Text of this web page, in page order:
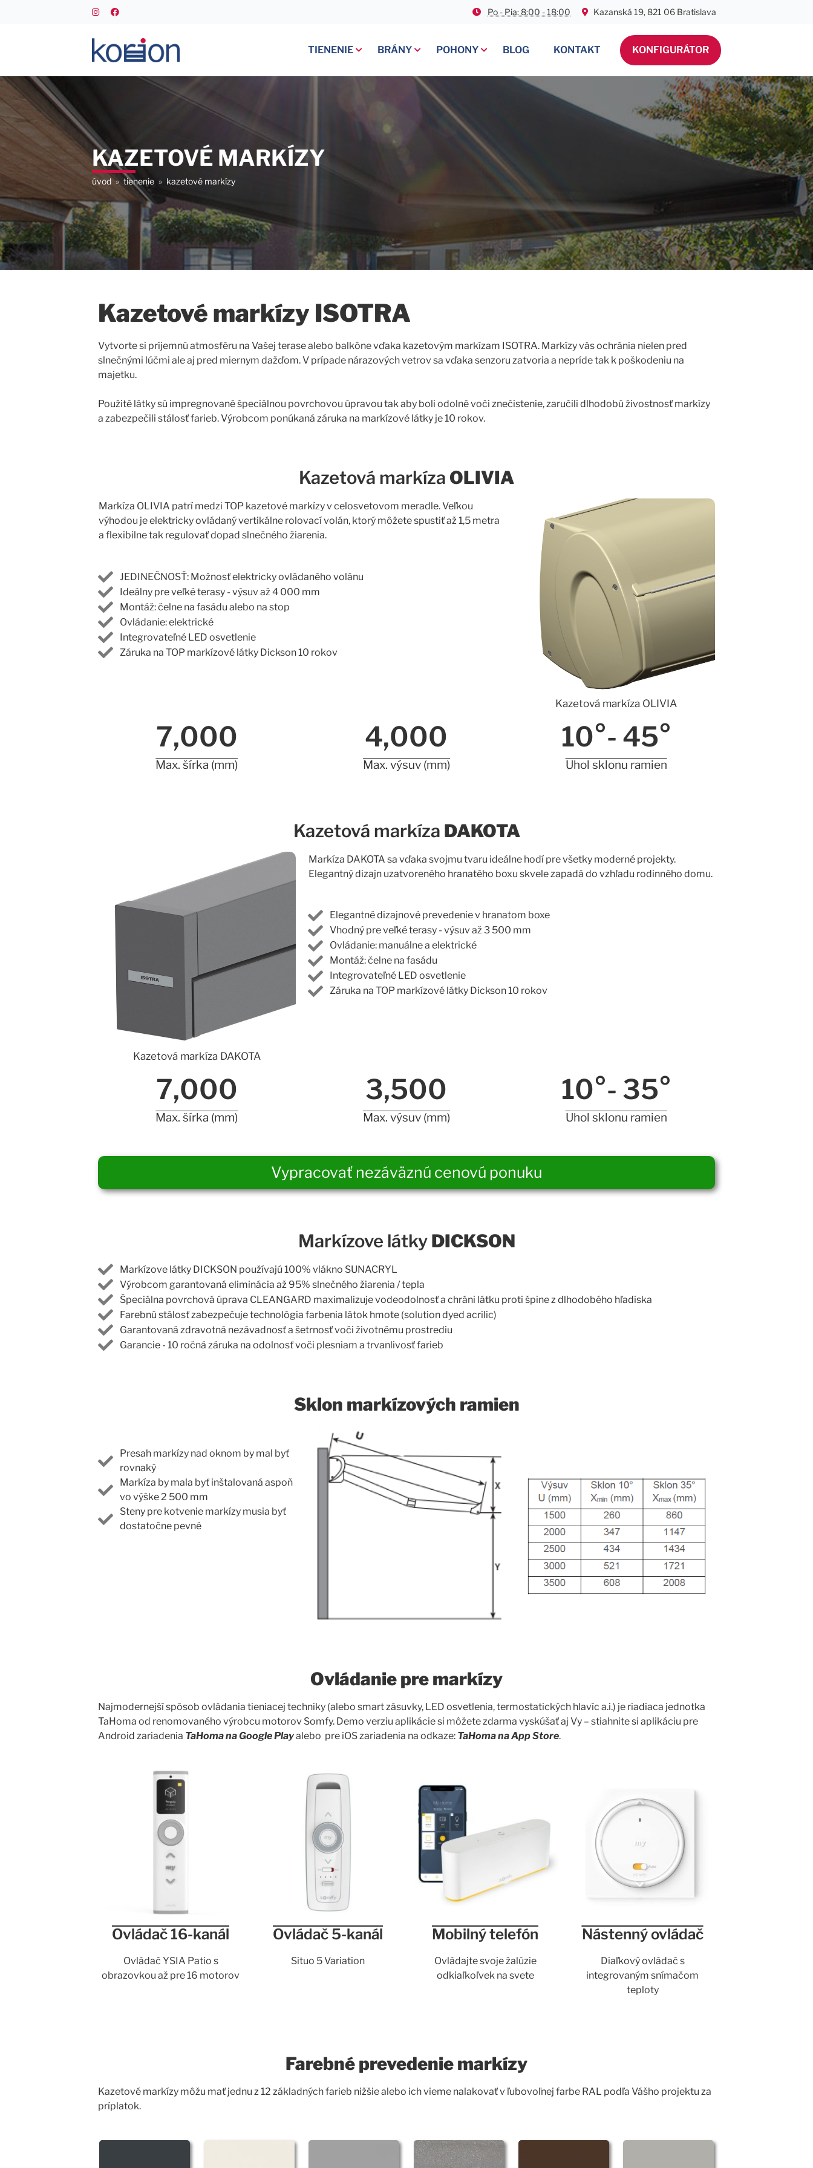
Po - Pia: 8:00 - 18:00 Kazanská 19, 821 06 Bratislava
TIENENIE
BIOKLIMATICKÉ PERGOLY
SCREENOVÉ ROLETY
VONKAJŠIE ŽALÚZIE
VONKAJŠIE ROLETY
BRÁNY
ROLOVACIE BRÁNY
PRIEMYSELNÉ BRÁNY
GARÁŽOVÉ BRÁNY
POHONY
GARÁŽOVÉ POHONY
POSUVNÉ POHONY
KRÍDLOVÉ POHONY
BLOG KONTAKT KONFIGURÁTOR
KAZETOVÉ MARKÍZY
úvod » tienenie » kazetové markízy
Kazetové markízy ISOTRA
Vytvorte si príjemnú atmosféru na Vašej terase alebo balkóne vďaka kazetovým markízam ISOTRA. Markízy vás ochránia nielen pred
slnečnými lúčmi ale aj pred miernym dažďom. V prípade nárazových vetrov sa vďaka senzoru zatvoria a nepríde tak k poškodeniu na
majetku.
Použité látky sú impregnované špeciálnou povrchovou úpravou tak aby boli odolné voči znečistenie, zaručili dlhodobú živostnosť markízy
a zabezpečili stálosť farieb. Výrobcom ponúkaná záruka na markízové látky je 10 rokov.
Kazetová markíza OLIVIA
Markíza OLIVIA patrí medzi TOP kazetové markízy v celosvetovom meradle. Veľkou
výhodou je elektricky ovládaný vertikálne rolovací volán, ktorý môžete spustiť až 1,5 metra
a flexibilne tak regulovať dopad slnečného žiarenia.
JEDINEČNOSŤ: Možnosť elektricky ovládaného volánu
Ideálny pre veľké terasy - výsuv až 4 000 mm
Montáž: čelne na fasádu alebo na stop
Ovládanie: elektrické
Integrovateľné LED osvetlenie
Záruka na TOP markízové látky Dickson 10 rokov
Kazetová markíza OLIVIA
Max. šírka (mm)
7,000
Max. výsuv (mm)
4,000
Uhol sklonu ramien
10°- 45°
Kazetová markíza DAKOTA
Kazetová markíza DAKOTA
Markíza DAKOTA sa vďaka svojmu tvaru ideálne hodí pre všetky moderné projekty.
Elegantný dizajn uzatvoreného hranatého boxu skvele zapadá do vzhľadu rodinného domu.
Elegantné dizajnové prevedenie v hranatom boxe
Vhodný pre veľké terasy - výsuv až 3 500 mm
Ovládanie: manuálne a elektrické
Montáž: čelne na fasádu
Integrovateľné LED osvetlenie
Záruka na TOP markízové látky Dickson 10 rokov
Max. šírka (mm)
7,000
Max. výsuv (mm)
3,500
Uhol sklonu ramien
10°- 35°
Vypracovať nezáväznú cenovú ponuku
Markízove látky DICKSON
Markízove látky DICKSON používajú 100% vlákno SUNACRYL
Výrobcom garantovaná eliminácia až 95% slnečného žiarenia / tepla
Špeciálna povrchová úprava CLEANGARD maximalizuje vodeodolnosť a chráni látku proti špine z dlhodobého hľadiska
Farebnú stálosť zabezpečuje technológia farbenia látok hmote (solution dyed acrilic)
Garantovaná zdravotná nezávadnosť a šetrnosť voči životnému prostrediu
Garancie - 10 ročná záruka na odolnosť voči plesniam a trvanlivosť farieb
Sklon markízových ramien
Presah markízy nad oknom by mal byť
rovnaký
Markíza by mala byť inštalovaná aspoň
vo výške 2 500 mm
Steny pre kotvenie markízy musia byť
dostatočne pevné
Ovládanie pre markízy
Najmodernejší spôsob ovládania tieniacej techniky (alebo smart zásuvky, LED osvetlenia, termostatických hlavíc a.i.) je riadiaca jednotka
TaHoma od renomovaného výrobcu motorov Somfy. Demo verziu aplikácie si môžete zdarma vyskúšať aj Vy – stiahnite si aplikáciu pre
Android zariadenia TaHoma na Google Playalebo pre iOS zariadenia na odkaze: TaHoma na App Store.
Ovládač 16-kanál
Ovládač YSIA Patio s
obrazovkou až pre 16 motorov
Ovládač 5-kanál
Situo 5 Variation
Mobilný telefón
Ovládajte svoje žalúzie
odkiaľkoľvek na svete
Nástenný ovládač
Diaľkový ovládač s
integrovaným snímačom
teploty
Farebné prevedenie markízy
Kazetové markízy môžu mať jednu z 12 základných farieb nižšie alebo ich vieme nalakovať v ľubovoľnej farbe RAL podľa Vášho projektu za
príplatok.